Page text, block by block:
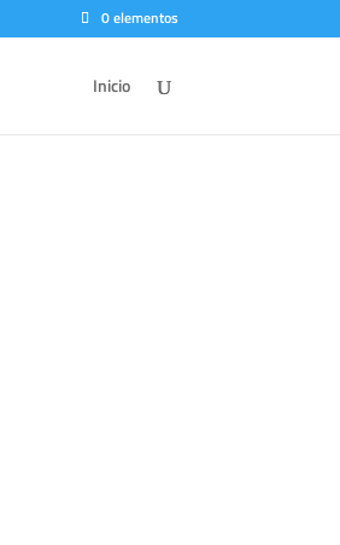
0 elementos
Inicio